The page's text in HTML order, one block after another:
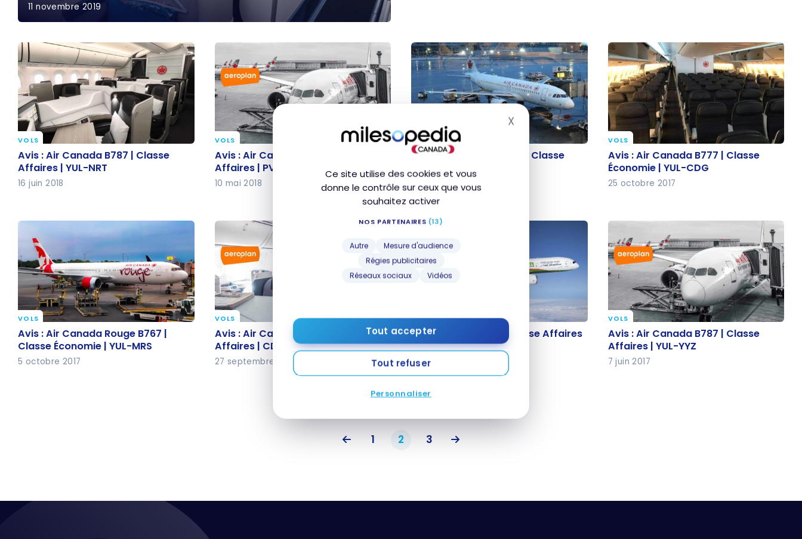
Ce site utilise des cookies et vous
donne le contrôle sur ceux que vous
souhaitez activer
NOS PARTENAIRES (13)
Autre
Mesure d'audience
Régies publicitaires
Réseaux sociaux
Vidéos
Tout accepter
Tout refuser
Personnaliser
XMasquer le bandeau des cookies
11 novembre 2019
Avis : Air Canada B787 | Classe
Affaires | YUL-NRT
VOLS
Avis : Air Canada B787 | Classe
Affaires | YUL-NRT
16 juin 2018
Avis : Air Canada B787 | Classe
Affaires | PVG-YUL
VOLS
Avis : Air Canada B787 | Classe
Affaires | PVG-YUL
10 mai 2018
Avis : Air Canada A320 | Classe
Affaires | SFO-YUL
VOLS
Avis : Air Canada A320 | Classe
Affaires | SFO-YUL
19 mars 2018
Avis : Air Canada B777 | Classe
Économie | YUL-CDG
VOLS
Avis : Air Canada B777 | Classe
Économie | YUL-CDG
25 octobre 2017
Avis : Air Canada Rouge B767 |
Classe Économie | YUL-MRS
VOLS
Avis : Air Canada Rouge B767 |
Classe Économie | YUL-MRS
5 octobre 2017
Avis : Air Canada B777 | Classe
Affaires | CDG-YUL
VOLS
Avis : Air Canada B777 | Classe
Affaires | CDG-YUL
27 septembre 2017
Avis : Eva Air B777 | Classe Affaires
| YYZ-TPE
VOLS
Avis : Eva Air B777 | Classe Affaires
| YYZ-TPE
7 juillet 2017
Avis : Air Canada B787 | Classe
Affaires | YUL-YYZ
VOLS
Avis : Air Canada B787 | Classe
Affaires | YUL-YYZ
7 juin 2017
1 2 3